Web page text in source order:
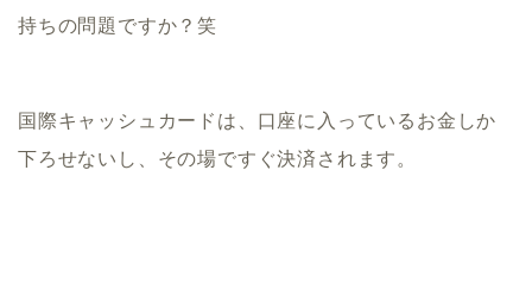
持ちの問題ですか？笑
国際キャッシュカードは、口座に入っているお金しか
下ろせないし、その場ですぐ決済されます。